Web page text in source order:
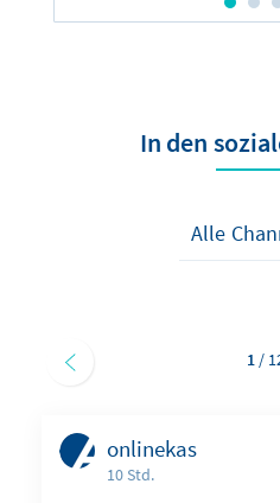
In den
onlinekas
10 Std.
1 /